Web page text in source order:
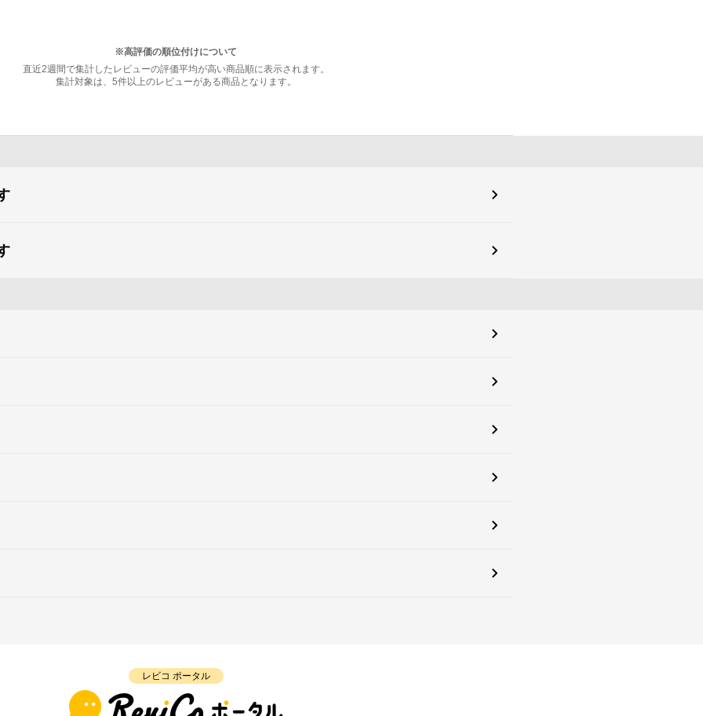
※高評価の順位付けについて
直近2週間で集計したレビューの評価平均が高い商品順に表示されます。
集計対象は、5件以上のレビューがある商品となります。
レビコ ポータル